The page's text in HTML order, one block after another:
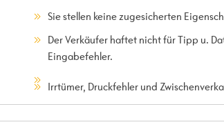
Sie stellen keine zugesicherten
Der Verkäufer haftet nicht für Tipp u.
Eingabefehler.
Irrtümer, Druckfehler und